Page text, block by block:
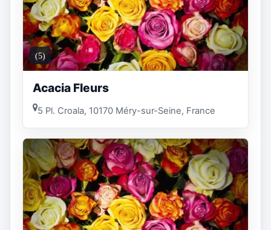
(5)
Acacia Fleurs
5 Pl. Croala, 10170 Méry-sur-Seine, France